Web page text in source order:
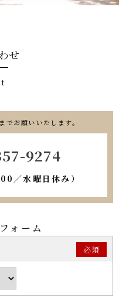
せ
でお願いいたします。
9274
／水曜日休み）
ォーム
必須